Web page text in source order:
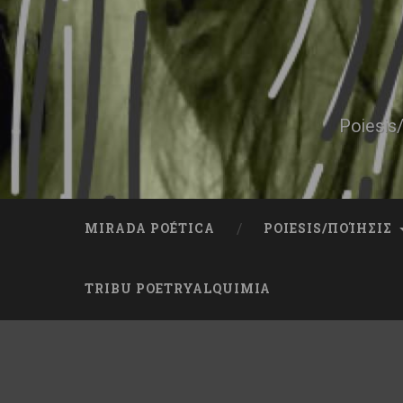
Skip
to
content
Search
MIRADA POÉTICA POIESIS/ΠΟΊΗΣΙΣ
TRIBU POETRYALQUIMIA